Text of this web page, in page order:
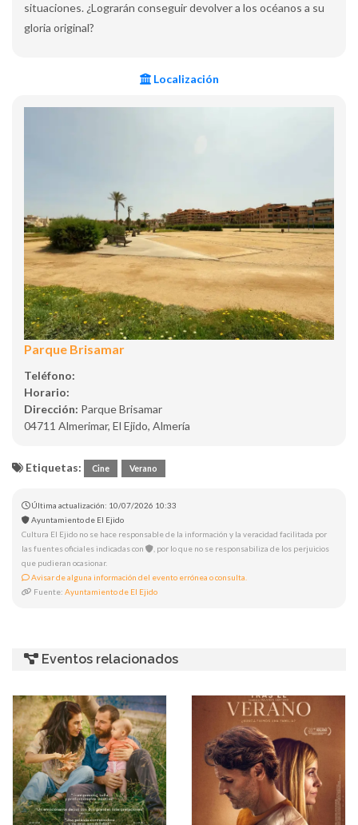
situaciones. ¿Lograrán conseguir devolver a los océanos a su
gloria original?
Localización
Parque Brisamar
Teléfono:
Horario:
Dirección: Parque Brisamar
04711 Almerimar, El Ejido, Almería
Etiquetas: Cine Verano
Última actualización: 10/07/2026 10:33
Ayuntamiento de El Ejido
Cultura El Ejido no se hace responsable de la información y la veracidad facilitada por
las fuentes oficiales indicadas con
, por lo que no se responsabiliza de los perjuicios
que pudieran ocasionar.
Avisar de alguna información del evento errónea o consulta.
Fuente: Ayuntamiento de El Ejido
Eventos relacionados